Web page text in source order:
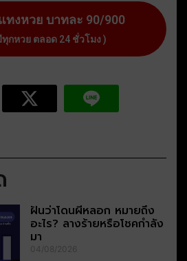
ทงหวย บาทละ 90/900
ทุกหวย ตลอด 24 ชั่วโมง )
ฝันว่าโดนผีหลอก หมายถึง
อะไร? ลางร้ายหรือโชคกำลัง
มา
04/08/2026